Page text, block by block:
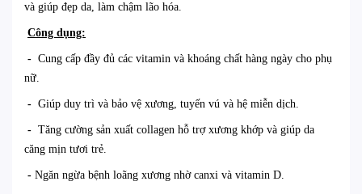
và giúp đẹp da, làm chậm lão hóa.
Công dụng:
- Cung cấp đầy đủ các vitamin và khoáng chất hàng ngày cho phụ
nữ.
- Giúp duy trì và bảo vệ xương, tuyến vú và hệ miễn dịch.
- Tăng cường sản xuất collagen hỗ trợ xương khớp và giúp da
căng mịn tươi trẻ.
- Ngăn ngừa bệnh loãng xương nhờ canxi và vitamin D.